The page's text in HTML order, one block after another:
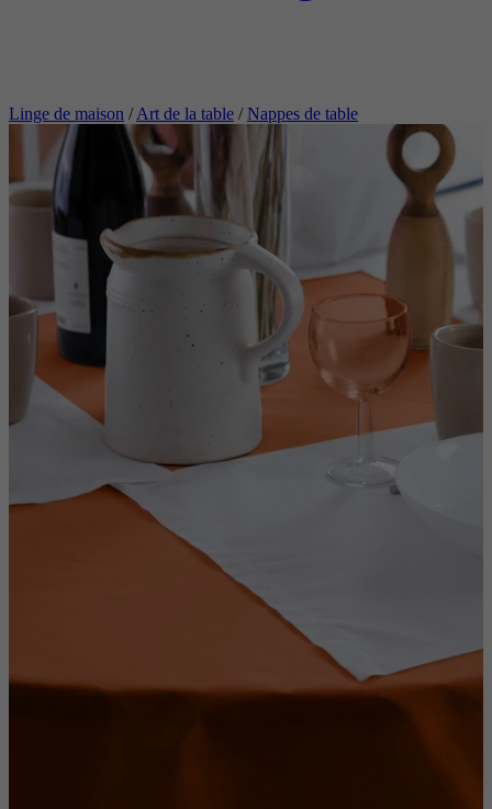
Linge de maison / Art de la table / Nappes de table